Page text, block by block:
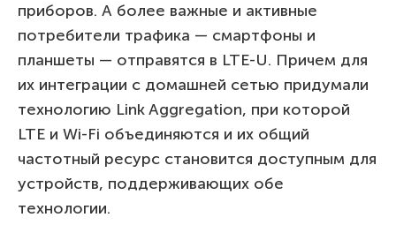
приборов. А более важные и активные
потребители трафика — смартфоны и
планшеты — отправятся в LTE-U. Причем для
их интеграции с домашней сетью придумали
технологию Link Aggregation, при которой
LTE и Wi-Fi объединяются и их общий
частотный ресурс становится доступным для
устройств, поддерживающих обе
технологии.